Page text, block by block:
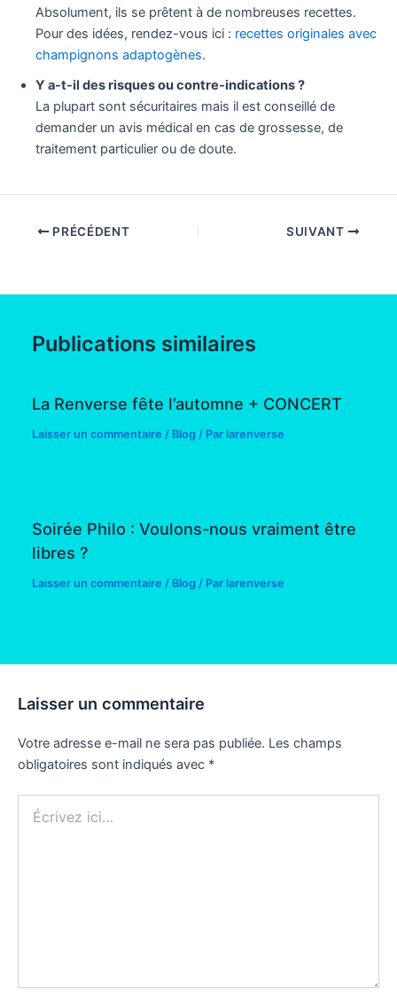
Absolument, ils se prêtent à de nombreuses recettes.
Pour des idées, rendez-vous ici : recettes originales avec
champignons adaptogènes.
Y a-t-il des risques ou contre-indications ?
La plupart sont sécuritaires mais il est conseillé de
demander un avis médical en cas de grossesse, de
traitement particulier ou de doute.
PRÉCÉDENT SUIVANT
Publications similaires
La Renverse fête l’automne + CONCERT
Laisser un commentaire / Blog / Par larenverse
Soirée Philo : Voulons-nous vraiment être
libres ?
Laisser un commentaire / Blog / Par larenverse
Laisser un commentaire
Votre adresse e-mail ne sera pas publiée. Les champs
obligatoires sont indiqués avec *
ici…